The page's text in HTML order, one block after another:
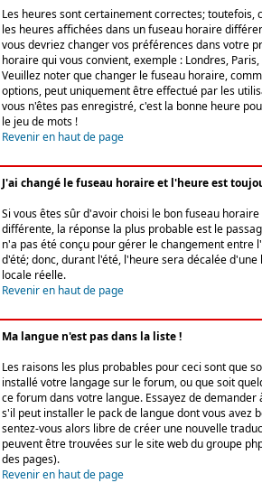
Les heures sont certainement correctes; toutefois,
les heures affichées dans un fuseau horaire
vous devriez changer vos préférences dans votre
horaire qui vous convient, exemple : Londres, Paris,
Veuillez noter que changer le fuseau horaire,
options, peut uniquement être effectué par les
vous n'êtes pas enregistré, c'est la bonne heure
le jeu de mots !
Revenir en haut de page
J'ai changé le fuseau horaire et l'heure est
Si vous êtes sûr d'avoir choisi le bon fuseau
différente, la réponse la plus probable est le
n'a pas été conçu pour gérer le changement entre
d'été; donc, durant l'été, l'heure sera décalée
locale réelle.
Revenir en haut de page
Ma langue n'est pas dans la liste !
Les raisons les plus probables pour ceci sont que
installé votre langage sur le forum, ou que soit
ce forum dans votre langue. Essayez de
s'il peut installer le pack de langue dont vous avez
sentez-vous alors libre de créer une nouvelle
peuvent être trouvées sur le site web du groupe
des pages).
Revenir en haut de page